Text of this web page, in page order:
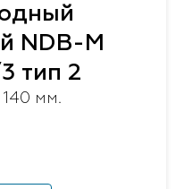
NDB-M
тип 2
мм.